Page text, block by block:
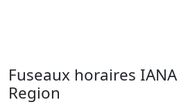
Fuseaux horaires
Region